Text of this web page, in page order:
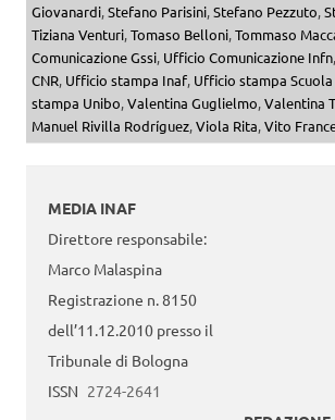
Giovanardi,Stefano Parisini,Stefano Pezzuto,
Tiziana Venturi,Tomaso Belloni,Tommaso
Comunicazione Gssi, Ufficio Comunicazione Infn,
CNR, Ufficio stampa Inaf, Ufficio stampa
stampa Unibo,Valentina Guglielmo,Valentina
Manuel Rivilla Rodríguez,Viola Rita,Vito
MEDIA INAF
Direttore responsabile:
Marco Malaspina
Registrazione n. 8150
dell’11.12.2010 presso il
Tribunale di Bologna
ISSN 2724-2641